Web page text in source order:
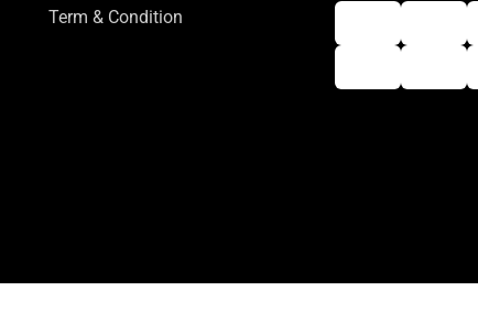
Term & Condition